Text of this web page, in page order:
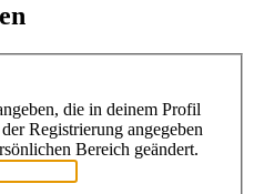
die in deinem Profil
Registrierung angegeben
Bereich geändert.